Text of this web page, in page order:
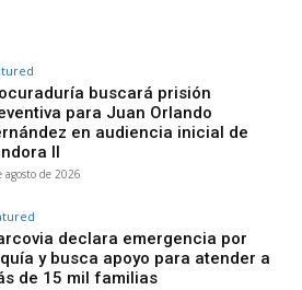
buscará prisión
para Juan Orlando
en audiencia inicial de
II
agosto de 2026
declara emergencia por
y busca apoyo para atender a
de 15 mil familias